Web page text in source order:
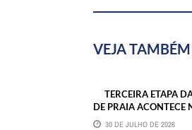
VEJA TAMBÉM
TERCEIRA ETAPA
DE PRAIA ACONTECE
30 DE JULHO DE 2026